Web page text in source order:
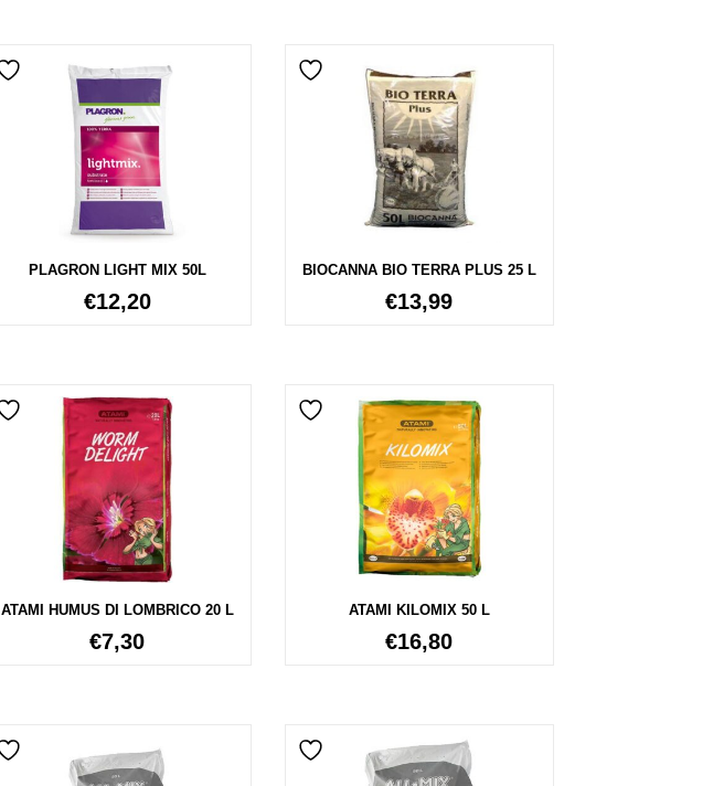
PLAGRON LIGHT MIX 50L
€12,20
BIOCANNA BIO TERRA PLUS 25 L
€13,99
ATAMI HUMUS DI LOMBRICO 20 L
€7,30
ATAMI KILOMIX 50 L
€16,80